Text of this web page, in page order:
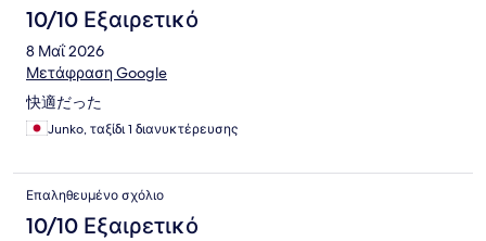
10/10 Εξαιρετικό
8 Μαΐ 2026
Μετάφραση Google
快適だった
Junko, ταξίδι 1 διανυκτέρευσης
Επαληθευμένο σχόλιο
10/10 Εξαιρετικό